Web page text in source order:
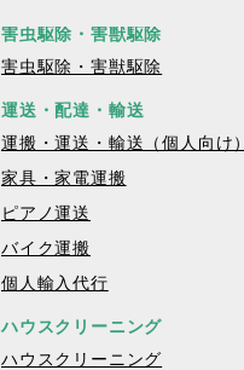
害虫駆除・害獣駆除
害虫駆除・害獣駆除
運送・配達・輸送
運搬・運送・輸送（個人向け）
家具・家電運搬
ピアノ運送
バイク運搬
個人輸入代行
ハウスクリーニング
ハウスクリーニング